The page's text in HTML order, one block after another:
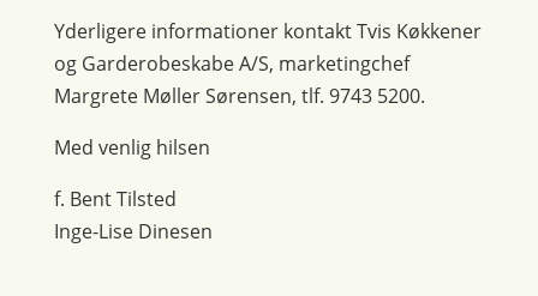
Yderligere informationer kontakt Tvis Køkkener
og Garderobeskabe A/S, marketingchef
Margrete Møller Sørensen, tlf. 9743 5200.
Med venlig hilsen
f. Bent Tilsted
Inge-Lise Dinesen